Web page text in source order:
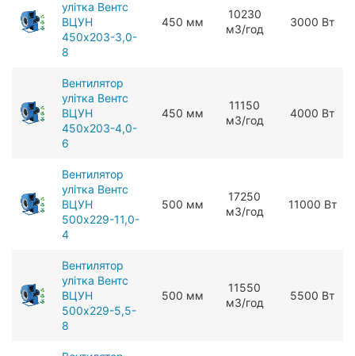
улітка Вентс
ВЦУН
450x203-3,0-
8
450 мм
10230
мЗ/год
3000 Вт
Вентилятор
улітка Вентс
ВЦУН
450x203-4,0-
6
450 мм
11150
мЗ/год
4000 Вт
Вентилятор
улітка Вентс
ВЦУН
500x229-11,0-
4
500 мм
17250
мЗ/год
11000 Вт
Вентилятор
улітка Вентс
ВЦУН
500x229-5,5-
8
500 мм
11550
мЗ/год
5500 Вт